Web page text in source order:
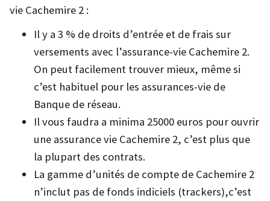
vie Cachemire 2 :
Il y a 3 % de droits d’entrée et de frais sur
versements avec l’assurance-vie Cachemire 2.
On peut facilement trouver mieux, même si
c’est habituel pour les assurances-vie de
Banque de réseau.
Il vous faudra a minima 25000 euros pour ouvrir
une assurance vie Cachemire 2, c’est plus que
la plupart des contrats.
La gamme d’unités de compte de Cachemire 2
n’inclut pas de fonds indiciels (trackers),c’est